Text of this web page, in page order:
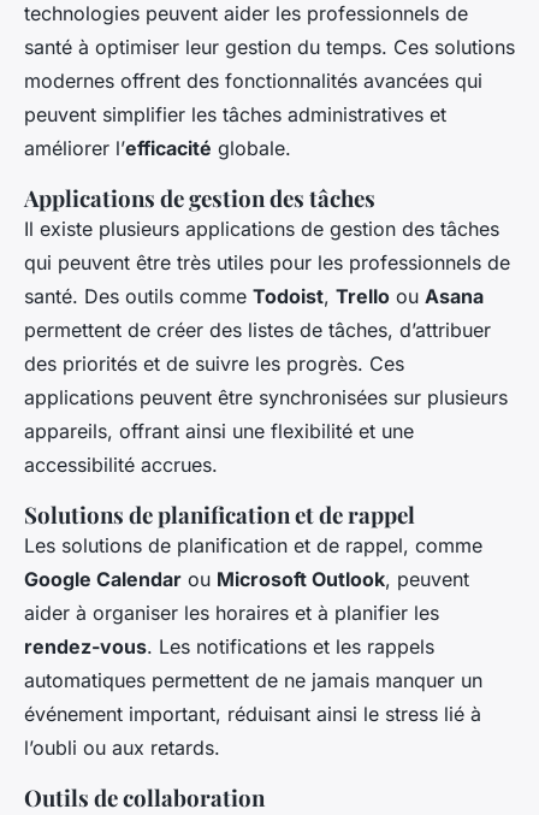
technologies peuvent aider les professionnels de
santé à optimiser leur gestion du temps. Ces solutions
modernes offrent des fonctionnalités avancées qui
peuvent simplifier les tâches administratives et
améliorer l’efficacité globale.
Applications de gestion des tâches
Il existe plusieurs applications de gestion des tâches
qui peuvent être très utiles pour les professionnels de
santé. Des outils comme Todoist, Trello ou Asana
permettent de créer des listes de tâches, d’attribuer
des priorités et de suivre les progrès. Ces
applications peuvent être synchronisées sur plusieurs
appareils, offrant ainsi une flexibilité et une
accessibilité accrues.
Solutions de planification et de rappel
Les solutions de planification et de rappel, comme
Google Calendar ou Microsoft Outlook, peuvent
aider à organiser les horaires et à planifier les
rendez-vous. Les notifications et les rappels
automatiques permettent de ne jamais manquer un
événement important, réduisant ainsi le stress lié à
l’oubli ou aux retards.
Outils de collaboration